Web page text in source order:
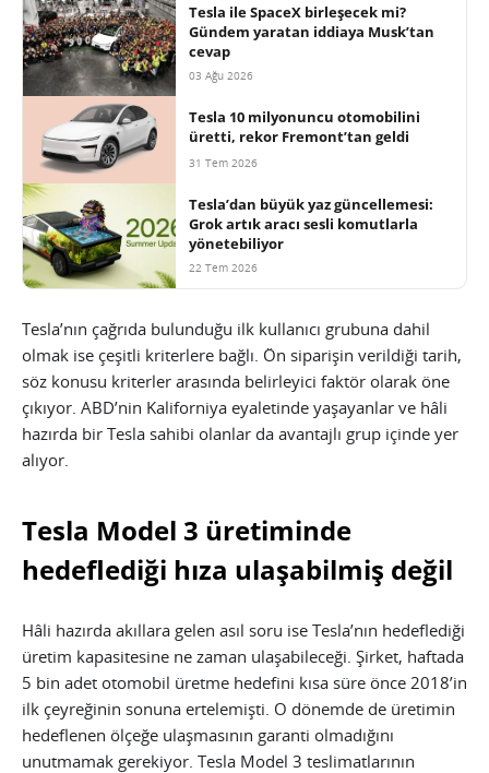
Tesla ile SpaceX birleşecek mi?
Gündem yaratan iddiaya Musk’tan
cevap
03 Ağu 2026
Tesla 10 milyonuncu otomobilini
üretti, rekor Fremont’tan geldi
31 Tem 2026
Tesla’dan büyük yaz güncellemesi:
Grok artık aracı sesli komutlarla
yönetebiliyor
22 Tem 2026
Tesla’nın çağrıda bulunduğu ilk kullanıcı grubuna dahil
olmak ise çeşitli kriterlere bağlı. Ön siparişin verildiği tarih,
söz konusu kriterler arasında belirleyici faktör olarak öne
çıkıyor. ABD’nin Kaliforniya eyaletinde yaşayanlar ve hâli
hazırda bir Tesla sahibi olanlar da avantajlı grup içinde yer
alıyor.
Tesla Model 3 üretiminde
hedeflediği hıza ulaşabilmiş değil
Hâli hazırda akıllara gelen asıl soru ise Tesla’nın hedeflediği
üretim kapasitesine ne zaman ulaşabileceği. Şirket, haftada
5 bin adet otomobil üretme hedefini kısa süre önce 2018’in
ilk çeyreğinin sonuna ertelemişti. O dönemde de üretimin
hedeflenen ölçeğe ulaşmasının garanti olmadığını
unutmamak gerekiyor. Tesla Model 3 teslimatlarının